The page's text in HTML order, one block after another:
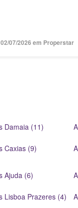
02/07/2026 em Properstar
Damaia (11)
Caxias (9)
Ajuda (6)
Lisboa Prazeres (4)